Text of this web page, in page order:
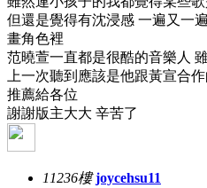
但還是覺得有沈浸感 一遍又一
畫角色裡
范曉萱一直都是很酷的音樂人
上一次聽到應該是他跟黃宣合
推薦給各位
謝謝版主大大 辛苦了
11236樓 joycehsu11